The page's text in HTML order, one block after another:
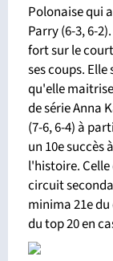
Polonaise qui
Parry (6-3, 6-
fort sur le
ses coups.
qu'elle
de série Anna
(7-6, 6-4) à
un 10e succès
l'histoire.
circuit
minima 21e
du top 20 en